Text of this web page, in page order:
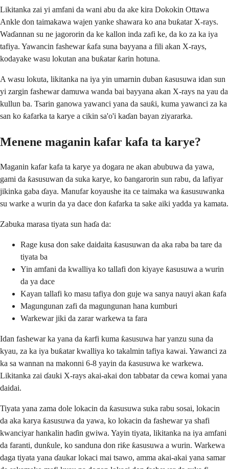
Likitanka zai yi amfani da wani abu da ake kira Dokokin Ottawa
Ankle don taimakawa wajen yanke shawara ko ana buƙatar X-rays.
Waɗannan su ne jagororin da ke kallon inda zafi ke, da ko za ka iya
tafiya. Yawancin fashewar ƙafa suna bayyana a fili akan X-rays,
kodayake wasu lokutan ana buƙatar ƙarin hotuna.
A wasu lokuta, likitanka na iya yin umarnin duban ƙasusuwa idan sun
yi zargin fashewar damuwa wanda bai bayyana akan X-rays na yau da
kullun ba. Tsarin ganowa yawanci yana da sauƙi, kuma yawanci za ka
san ko ƙafarka ta karye a cikin sa'o'i kaɗan bayan ziyararka.
Menene maganin kafar kafa ta karye?
Maganin kafar kafa ta karye ya dogara ne akan abubuwa da yawa,
gami da ƙasusuwan da suka karye, ko ɓangarorin sun rabu, da lafiyar
jikinka gaba ɗaya. Manufar koyaushe ita ce taimaka wa ƙasusuwanka
su warke a wurin da ya dace don ƙafarka ta sake aiki yadda ya kamata.
Zabuka marasa tiyata sun haɗa da:
Rage kusa don sake daidaita ƙasusuwan da aka raba ba tare da
tiyata ba
Yin amfani da kwalliya ko tallafi don kiyaye ƙasusuwa a wurin
da ya dace
Kayan tallafi ko masu tafiya don guje wa sanya nauyi akan ƙafa
Magungunan zafi da magungunan hana kumburi
Warkewar jiki da zarar warkewa ta fara
Idan fashewar ka yana da ƙarfi kuma ƙasusuwa har yanzu suna da
kyau, za ka iya buƙatar kwalliya ko takalmin tafiya kawai. Yawanci za
ka sa wannan na makonni 6-8 yayin da ƙasusuwa ke warkewa.
Likitanka zai ɗauki X-rays akai-akai don tabbatar da cewa komai yana
daidai.
Tiyata yana zama dole lokacin da ƙasusuwa suka rabu sosai, lokacin
da aka karya ƙasusuwa da yawa, ko lokacin da fashewar ya shafi
kwanciyar hankalin haɗin gwiwa. Yayin tiyata, likitanka na iya amfani
da faranti, dunƙule, ko sanduna don riƙe ƙasusuwa a wurin. Warkewa
daga tiyata yana ɗaukar lokaci mai tsawo, amma akai-akai yana samar